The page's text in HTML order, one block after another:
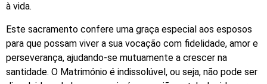
à vida.
Este sacramento confere uma graça especial aos esposos
para que possam viver a sua vocação com fidelidade, amor e
perseverança, ajudando-se mutuamente a crescer na
santidade. O Matrimónio é indissolúvel, ou seja, não pode ser